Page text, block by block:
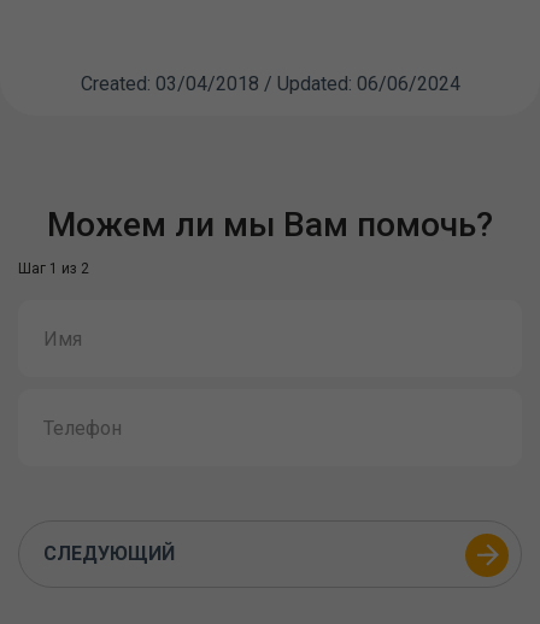
Created: 03/04/2018 / Updated: 06/06/2024
Можем ли мы Вам помочь?
Шаг 1 из 2
СЛЕДУЮЩИЙ